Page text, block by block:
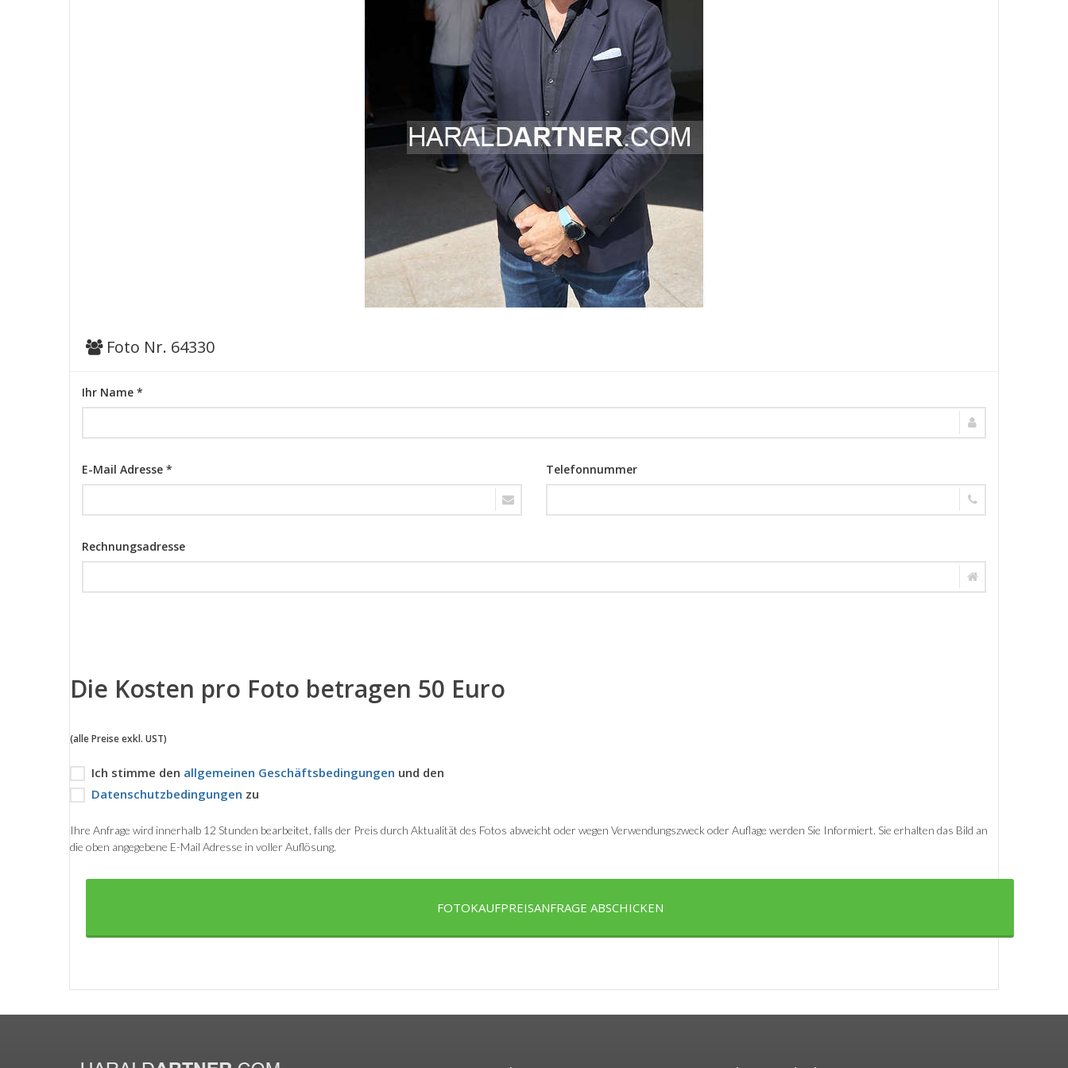
Foto Nr. 64330
Ihr Name *
E-Mail Adresse * Telefonnummer
Rechnungsadresse
Die Kosten pro Foto betragen 50 Euro
(alle Preise exkl. UST)
Ich stimme den allgemeinen Geschäftsbedingungen und den
Datenschutzbedingungen zu
Ihre Anfrage wird innerhalb 12 Stunden bearbeitet, falls der Preis durch Aktualität des Fotos abweicht oder wegen Verwendungszweck oder Auflage werden Sie Informiert. Sie erhalten das Bild an
die oben angegebene E-Mail Adresse in voller Auflösung.
FOTOKAUFPREISANFRAGE ABSCHICKEN